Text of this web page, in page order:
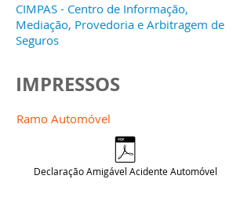
CIMPAS - Centro de Informação,
Mediação, Provedoria e Arbitragem de
Seguros
IMPRESSOS
Ramo Automóvel
Declaração Amigável Acidente Automóvel